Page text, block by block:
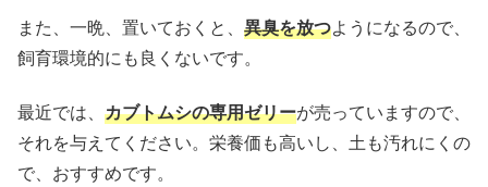
また、一晩、置いておくと、 異臭を放つようになるので、
飼育環境的にも良くないです。
最近では、 カブトムシの専用ゼリーが売っていますので、
それを与えてください。栄養価も高いし、土も汚れにくの
で、おすすめです。